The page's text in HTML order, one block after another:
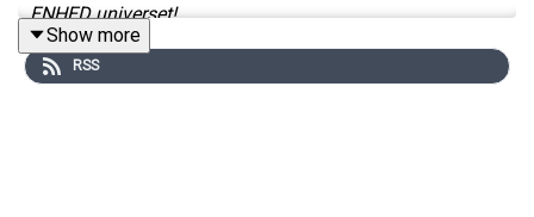
ENHED universet!
Show more
RSS